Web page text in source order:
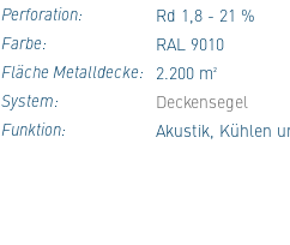
Perforation: Rd 1,8 - 21 %
Farbe: RAL 9010
Fläche Metalldecke: 2.200 m²
System: Deckensegel
Funktion: Akustik, Kühlen